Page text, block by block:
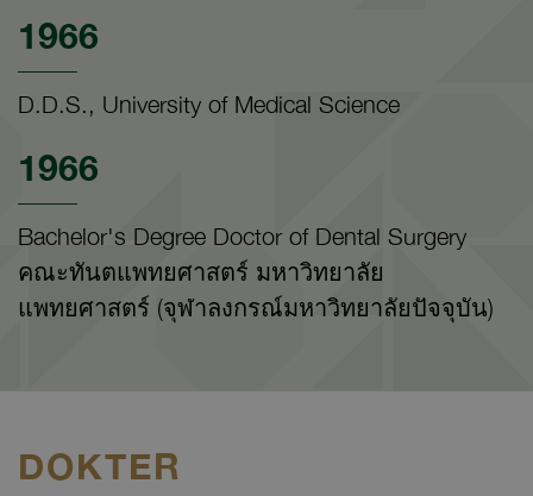
1966
D.D.S., University of Medical Science
1966
Bachelor's Degree Doctor of Dental Surgery
คณะทันตแพทยศาสตร์ มหาวิทยาลัย
แพทยศาสตร์ (จุฬาลงกรณ์มหาวิทยาลัยปัจจุบัน)
DOKTER